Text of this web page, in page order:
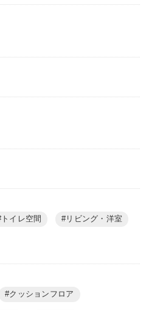
トイレ空間 リビング・洋室
クッションフロア